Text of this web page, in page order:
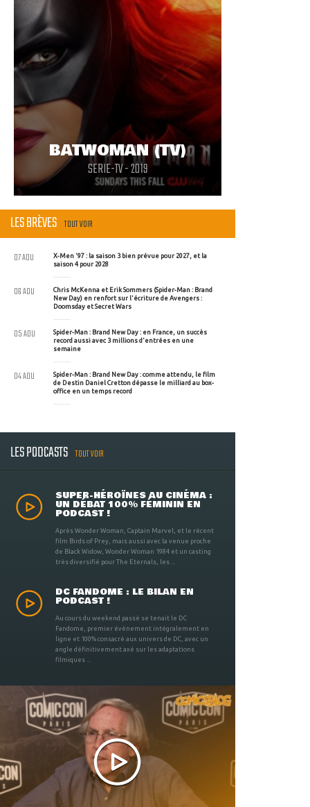
BATWOMAN (TV)
SERIE-TV - 2019
LES BRÈVES TOUT VOIR
X-Men '97 : la saison 3 bien prévue pour 2027, et la
saison 4 pour 2028
07 AOU
Chris McKenna et Erik Sommers (Spider-Man : Brand
New Day) en renfort sur l'écriture de Avengers :
Doomsday et Secret Wars
06 AOU
Spider-Man : Brand New Day : en France, un succès
record aussi avec 3 millions d'entrées en une
semaine
05 AOU
Spider-Man : Brand New Day : comme attendu, le film
de Destin Daniel Cretton dépasse le milliard au box-
office en un temps record
04 AOU
LES PODCASTS TOUT VOIR
SUPER-HÉROÏNES AU CINÉMA :
UN DÉBAT 100% FÉMININ EN
PODCAST !
Après Wonder Woman, Captain Marvel, et le récent
film Birds of Prey, mais aussi avec la venue proche
de Black Widow, Wonder Woman 1984 et un casting
très diversifié pour The Eternals, les ...
DC FANDOME : LE BILAN EN
PODCAST !
Au cours du weekend passé se tenait le DC
Fandome, premier évènement intégralement en
ligne et 100% consacré aux univers de DC, avec un
angle définitivement axé sur les adaptations
filmiques ...